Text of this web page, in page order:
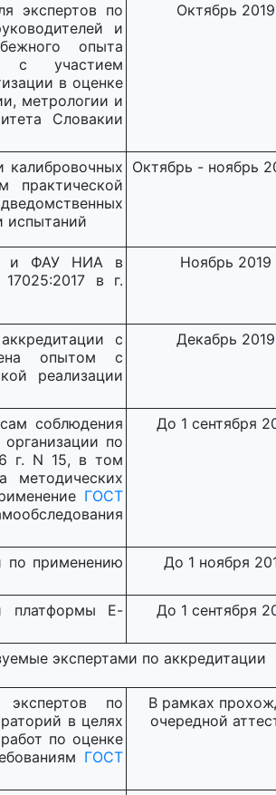
экспертов по
и
опыта
с участием
в оценке
метрологии и
Словакии
Октябрь 2019
калибровочных
практической
испытаний
Октябрь - ноябрь
и ФАУ НИА в
в г.
Ноябрь 2019
с
опытом с
реализации
Декабрь 2019
соблюдения
по
г. N 15, в том
методических
ГОСТ
До 1 сентября
по применению
До 1 ноября
платформы E-
До 1 сентября
экспертами по аккредитации
по
в целях
по оценке
ГОСТ
В рамках
очередной